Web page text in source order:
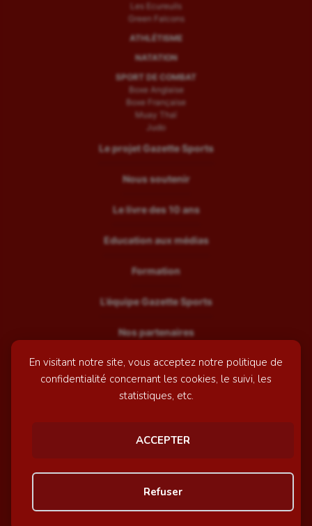
En visitant notre site, vous acceptez notre politique de
confidentialité concernant les cookies, le suivi, les
statistiques, etc.
ACCEPTER
Refuser
Les Ecureuils
Green Falcons
ATHLÉTISME
NATATION
SPORT DE COMBAT
Boxe Anglaise
Boxe Française
Muay Thaï
Judo
Le projet Gazette Sports
Nous soutenir
Le livre des 10 ans
Education aux médias
Formation
L’équipe Gazette Sports
Nos partenaires
Recrutement
Mentions légales
© GazetteSports - 2026 | Site internet réalisé par
Awelty